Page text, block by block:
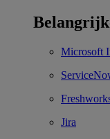
Microsoft
Jira